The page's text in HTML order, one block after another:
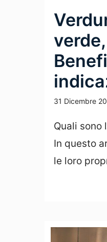
31 Dicembre
Quali sono
In questo
le loro